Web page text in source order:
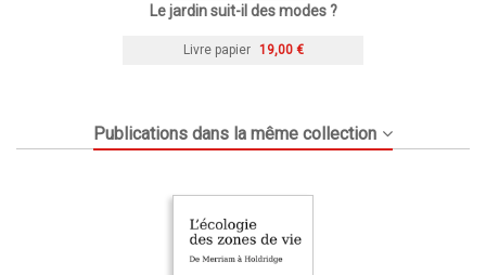
Le jardin suit-il des modes ?
Livre papier 19,00 €
Publications dans la même collection